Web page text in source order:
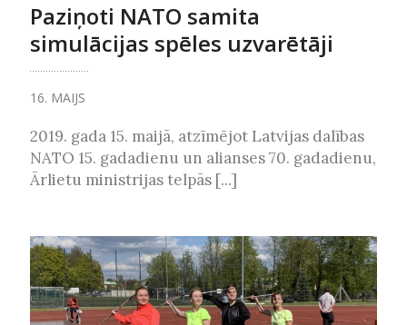
Paziņoti NATO samita
simulācijas spēles uzvarētāji
16. MAIJS
2019. gada 15. maijā, atzīmējot Latvijas dalības
NATO 15. gadadienu un alianses 70. gadadienu,
Ārlietu ministrijas telpās [...]